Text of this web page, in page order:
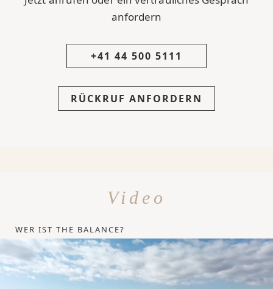
anfordern
+41 44 500 5111
RÜCKRUF ANFORDERN
Video
WER IST THE BALANCE?